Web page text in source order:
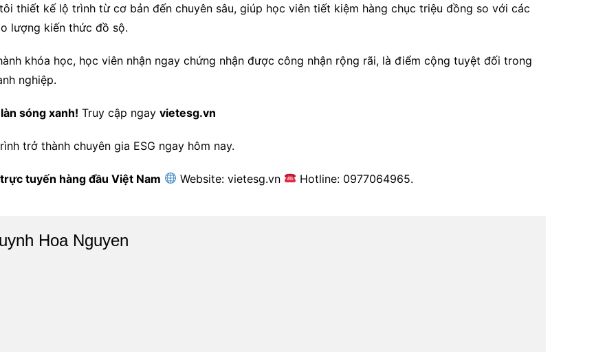
thiết kế lộ trình từ cơ bản đến chuyên sâu, giúp học viên tiết kiệm hàng chục triệu đồng so với các
lượng kiến thức đồ sộ.
khóa học, học viên nhận ngay chứng nhận được công nhận rộng rãi, là điểm cộng tuyệt đối trong
nghiệp.
sóng xanh! Truy cập ngayvietesg.vn
trở thành chuyên gia ESG ngay hôm nay.
trực tuyến hàng đầu Việt Nam Website: vietesg.vn Hotline: 0977064965.
Hoa Nguyen